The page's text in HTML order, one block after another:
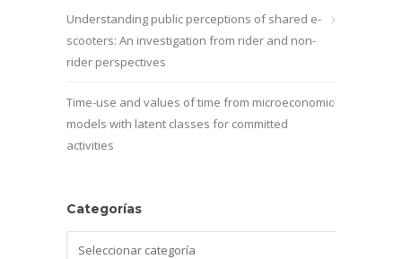
Understanding public perceptions of shared e-
scooters: An investigation from rider and non-
rider perspectives
Time-use and values of time from microeconomic
models with latent classes for committed
activities
Categorías